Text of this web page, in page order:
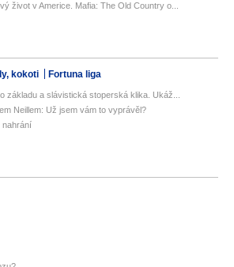
život v Americe. Mafia: The Old Country o...
kokoti Fortuna liga
základu a slávistická stoperská klika. Ukáž...
Neillem: Už jsem vám to vyprávěl?
nahrání